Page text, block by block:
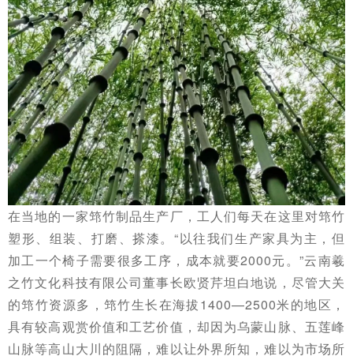
在当地的一家筇竹制品生产厂，工人们每天在这里对筇竹
塑形、组装、打磨、搽漆。“以往我们生产家具为主，但
加工一个椅子需要很多工序，成本就要2000元。”云南羲
之竹文化科技有限公司董事长欧贤芹坦白地说，尽管大关
的筇竹资源多，筇竹生长在海拔1400—2500米的地区，
具有较高观赏价值和工艺价值，却因为乌蒙山脉、五莲峰
山脉等高山大川的阻隔，难以让外界所知，难以为市场所